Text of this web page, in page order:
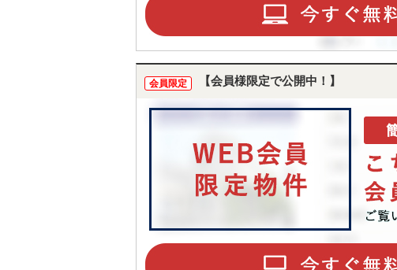
会員限定 【会員様限定で公開中！】